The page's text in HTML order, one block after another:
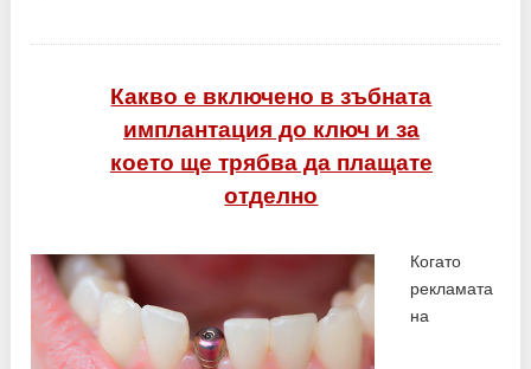
Какво е включено в зъбната
имплантация до ключ и за
което ще трябва да плащате
отделно
Когато
рекламата
на